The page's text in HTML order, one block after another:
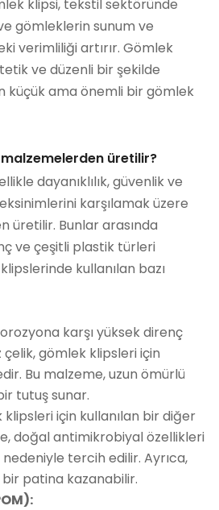
klipsi, tekstil sektöründe
gömleklerin sunum ve
verimliliği artırır. Gömlek
ve düzenli bir şekilde
küçük ama önemli bir gömlek
üretilir?
dayanıklılık, güvenlik ve
karşılamak üzere
üretilir. Bunlar arasında
ve çeşitli plastik türleri
kullanılan bazı
karşı yüksek direnç
gömlek klipsleri için
Bu malzeme, uzun ömürlü
tutuş sunar.
klipsleri için kullanılan bir diğer
doğal antimikrobiyal özellikleri
tercih edilir. Ayrıca,
patina kazanabilir.